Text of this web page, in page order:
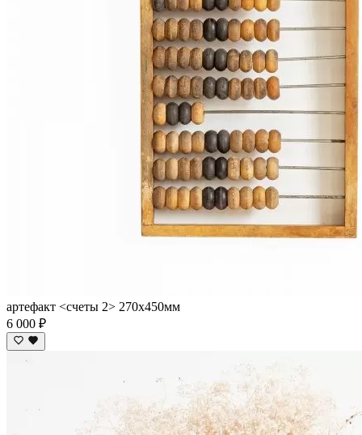
артефакт <счеты 2> 270х450мм
6 000 ₽